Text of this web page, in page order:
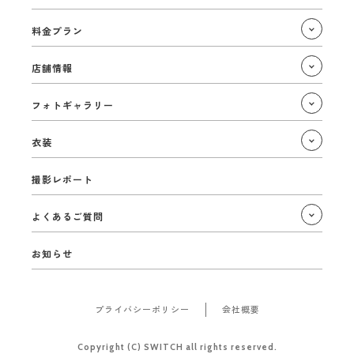
料金プラン
店舗情報
フォトギャラリー
衣装
撮影レポート
よくあるご質問
お知らせ
プライバシーポリシー 会社概要
Copyright (C) SWITCH all rights reserved.